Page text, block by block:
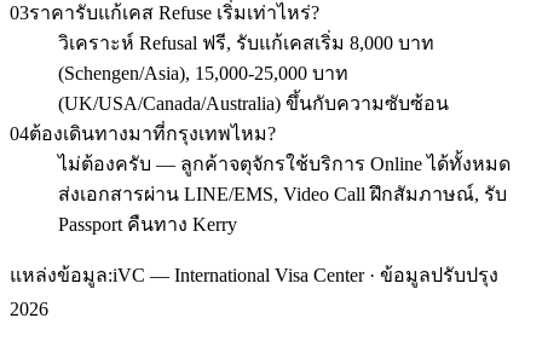
03ราคารับแก้เคส Refuse เริ่มเท่าไหร่?
วิเคราะห์ Refusal ฟรี, รับแก้เคสเริ่ม 8,000 บาท
(Schengen/Asia), 15,000-25,000 บาท
(UK/USA/Canada/Australia) ขึ้นกับความซับซ้อน
04ต้องเดินทางมาที่กรุงเทพไหม?
ไม่ต้องครับ — ลูกค้าจตุจักรใช้บริการ Online ได้ทั้งหมด
ส่งเอกสารผ่าน LINE/EMS, Video Call ฝึกสัมภาษณ์, รับ
Passport คืนทาง Kerry
แหล่งข้อมูล:iVC — International Visa Center · ข้อมูลปรับปรุง
2026